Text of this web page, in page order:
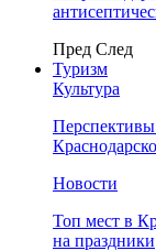
Пред След
Туризм
Культура
Перспективы
Новости
Топ мест в
на праздники